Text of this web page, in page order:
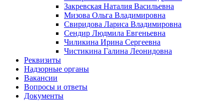
Закревская Наталия Васильевна
Мизова Ольга Владимировна
Свиридова Лариса Владимировна
Сендир Людмила Евгеньевна
Чиликина Ирина Сергеевна
Чистикина Галина Леонидовна
Реквизиты
Надзорные органы
Вакансии
Вопросы и ответы
Документы